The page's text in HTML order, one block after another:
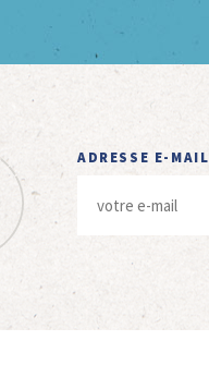
ADRESSE E-MAIL